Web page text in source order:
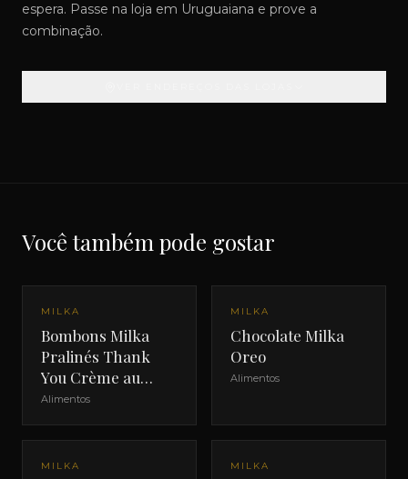
espera. Passe na loja em Uruguaiana e prove a
combinação.
Você também pode gostar
MILKA
Bombons Milka
Pralinés Thank
You Crème au
Cacao
Alimentos
MILKA
Chocolate Milka
Oreo
Alimentos
MILKA MILKA